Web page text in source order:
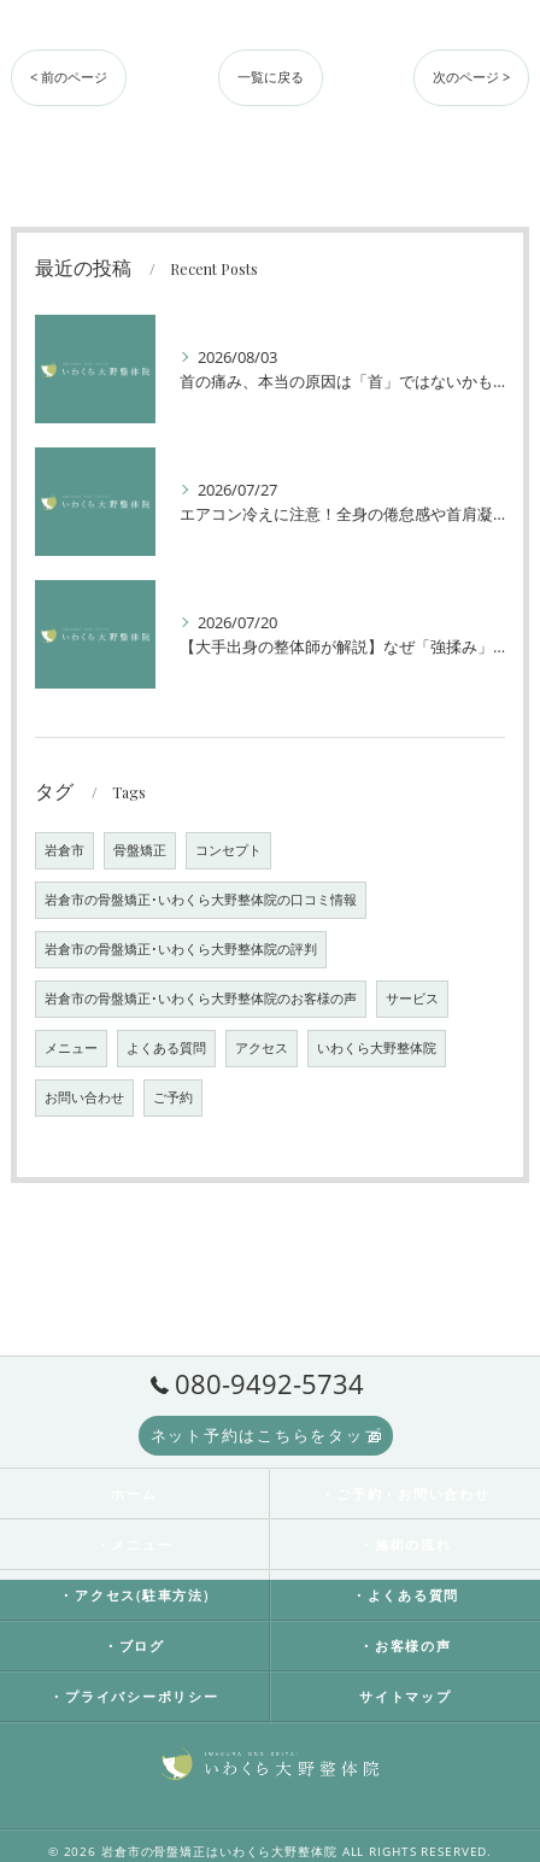
< 前のページ 一覧に戻る 次のページ >
最近の投稿 Recent Posts
2026/08/03
首の痛み、本当の原因は「首」ではないかもしれません
2026/07/27
エアコン冷えに注意！全身の倦怠感や首肩凝りを解消する方法
2026/07/20
【大手出身の整体師が解説】なぜ「強揉み」は体に良くないのか？
タグ Tags
岩倉市 骨盤矯正 コンセプト
岩倉市の骨盤矯正･いわくら大野整体院の口コミ情報
岩倉市の骨盤矯正･いわくら大野整体院の評判
岩倉市の骨盤矯正･いわくら大野整体院のお客様の声 サービス
メニュー よくある質問 アクセス いわくら大野整体院
お問い合わせ ご予約
080-9492-5734
ネット予約はこちらをタップ
・アクセス(駐車方法) ・よくある質問
・ブログ ・お客様の声
・プライバシーポリシー サイトマップ
© 2026 岩倉市の骨盤矯正はいわくら大野整体院 ALL RIGHTS RESERVED.